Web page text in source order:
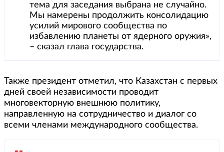
тема для заседания выбрана не случайно.
Мы намерены продолжить консолидацию
усилий мирового сообщества по
избавлению планеты от ядерного оружия»,
– сказал глава государства.
Также президент отметил, что Казахстан с первых
дней своей независимости проводит
многовекторную внешнюю политику,
направленную на сотрудничество и диалог со
всеми членами международного сообщества.